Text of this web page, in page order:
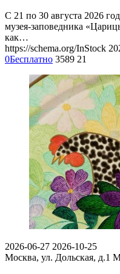
С 21 по 30 августа 2026
музея-заповедника
как…
https://schema.org/InStock
0Бесплатно 3589 21
2026-06-27 2026-10-25
Москва, ул. Дольская, д.1